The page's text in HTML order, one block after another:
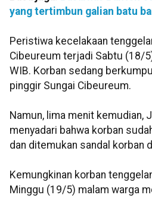
yang tertimbun galian batu
Peristiwa kecelakaan
Cibeureum terjadi Sabtu (18/
WIB. Korban sedang
pinggir Sungai Cibeureum.
Namun, lima menit kemudian,
menyadari bahwa korban
dan ditemukan sandal korban
Kemungkinan korban
Minggu (19/5) malam warga